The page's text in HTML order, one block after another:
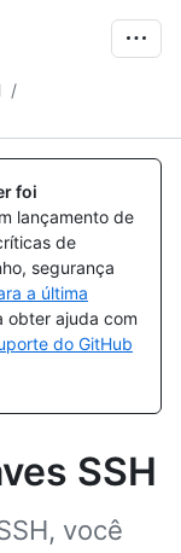
/
foi
lançamento de
de
segurança
a última
obter ajuda com
do GitHub
SSH
você